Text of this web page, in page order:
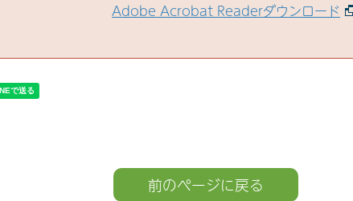
Adobe Acrobat Readerダウンロード
前のページに戻る